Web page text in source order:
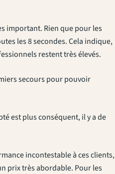
important. Rien que pour les
les 8 secondes. Cela indique,
restent très élevés.
secours pour pouvoir
est plus conséquent, il y a de
incontestable à ces clients,
prix très abordable. Pour les